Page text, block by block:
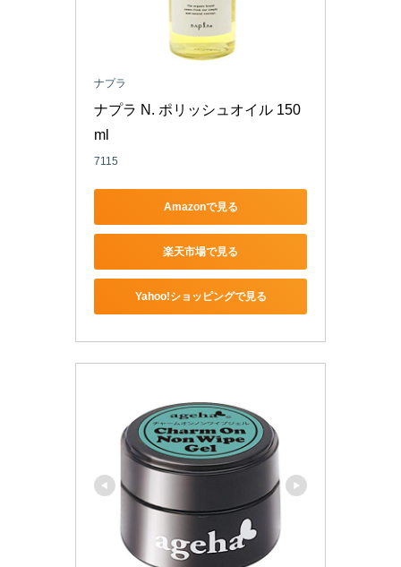
ナプラ
ナプラ N. ポリッシュオイル 150
ml
7115
Amazonで見る
楽天市場で見る
Yahoo!ショッピングで見る